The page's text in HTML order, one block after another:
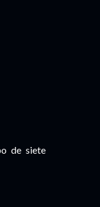
de siete